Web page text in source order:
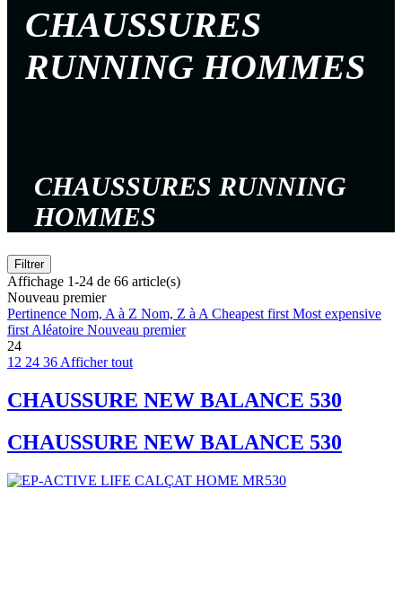
CHAUSSURES
RUNNING HOMMES
CHAUSSURES RUNNING
HOMMES
Filtrer
Affichage 1-24 de 66 article(s)
Nouveau premier
Pertinence Nom, A à Z Nom, Z à A Cheapest first Most expensive
first Aléatoire Nouveau premier
24
12 24 36 Afficher tout
CHAUSSURE NEW BALANCE 530
CHAUSSURE NEW BALANCE 530